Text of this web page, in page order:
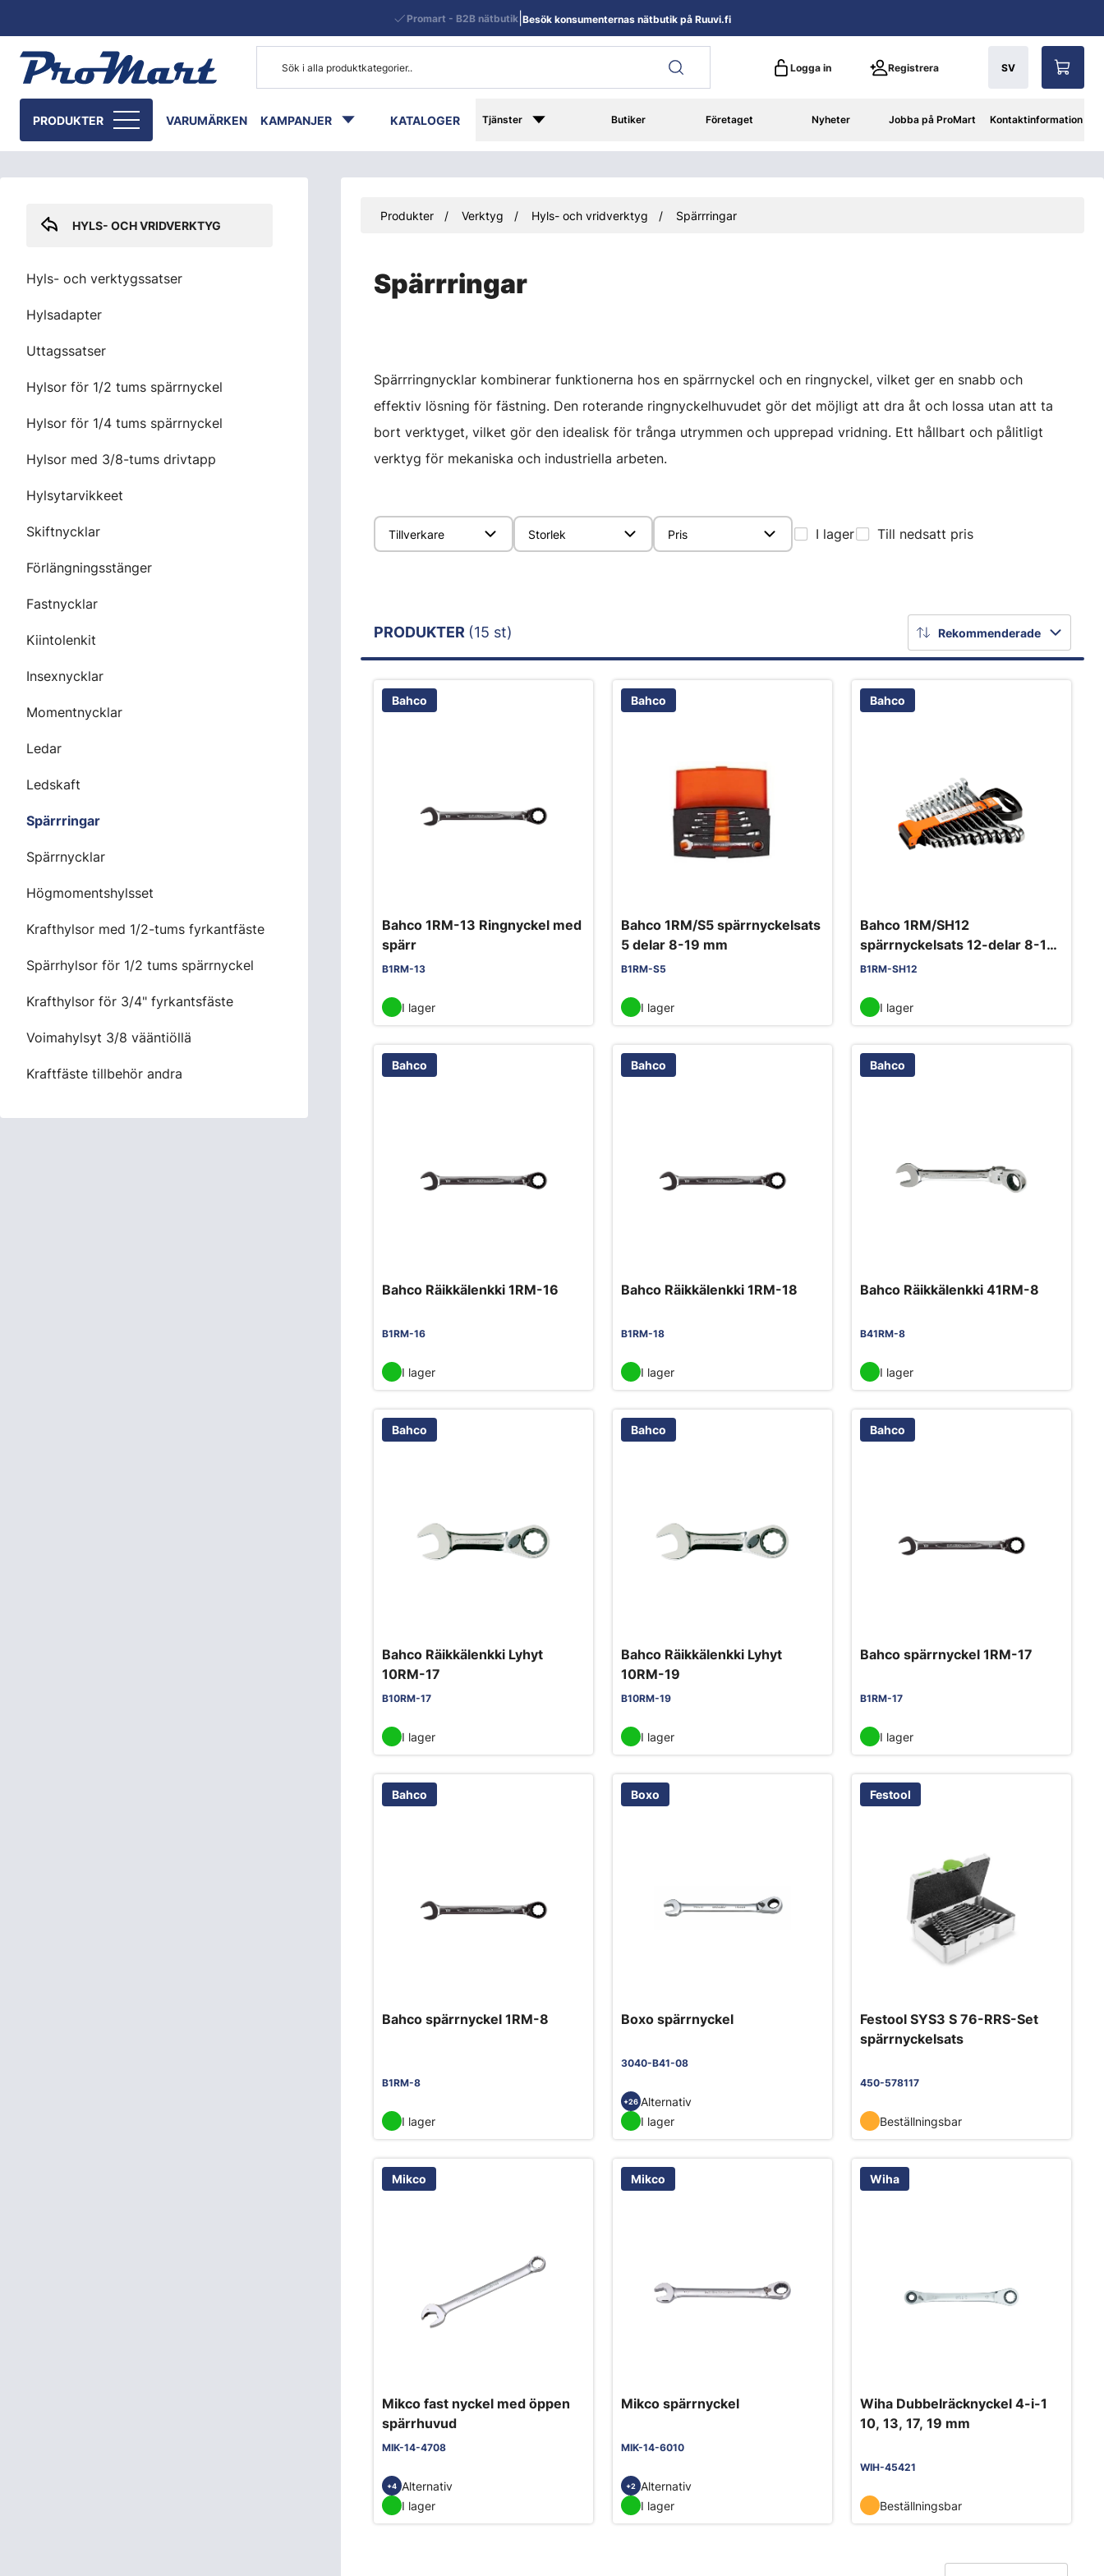
Logga in Registrera SV
PRODUKTER VARUMÄRKEN KAMPANJER KATALOGER Tjänster Butiker Företaget Nyheter Jobba på ProMart Kontaktinformation
Promart - B2B nätbutik Besök konsumenternas nätbutik på Ruuvi.fi
Produkter Verktyg Hyls- och vridverktyg Spärrringar
Spärrringar
Spärrringnycklar kombinerar funktionerna hos en spärrnyckel och en ringnyckel, vilket ger en snabb och
effektiv lösning för fästning. Den roterande ringnyckelhuvudet gör det möjligt att dra åt och lossa utan att ta
bort verktyget, vilket gör den idealisk för trånga utrymmen och upprepad vridning. Ett hållbart och pålitligt
verktyg för mekaniska och industriella arbeten.
Tillverkare Storlek Pris I lager Till nedsatt pris
Rekommenderade
PRODUKTER (15 st)
Bahco
Bahco 1RM-13 Ringnyckel med
spärr
B1RM-13
I lager
Bahco
Bahco 1RM/S5 spärrnyckelsats
5 delar 8-19 mm
B1RM-S5
I lager
Bahco
Bahco 1RM/SH12
spärrnyckelsats 12-delar 8-19
mm
B1RM-SH12
I lager
Bahco
Bahco Räikkälenkki 1RM-16
B1RM-16
I lager
Bahco
Bahco Räikkälenkki 1RM-18
B1RM-18
I lager
Bahco
Bahco Räikkälenkki 41RM-8
B41RM-8
I lager
Bahco
Bahco Räikkälenkki Lyhyt
10RM-17
B10RM-17
I lager
Bahco
Bahco Räikkälenkki Lyhyt
10RM-19
B10RM-19
I lager
Bahco
Bahco spärrnyckel 1RM-17
B1RM-17
I lager
Bahco
Bahco spärrnyckel 1RM-8
B1RM-8
I lager
Boxo
Boxo spärrnyckel
3040-B41-08
+26 Alternativ
I lager
Festool
Festool SYS3 S 76-RRS-Set
spärrnyckelsats
450-578117
Beställningsbar
Mikco
Mikco fast nyckel med öppen
spärrhuvud
MIK-14-4708
+4
Alternativ
I lager
Mikco
Mikco spärrnyckel
MIK-14-6010
+2
Alternativ
I lager
Wiha
Wiha Dubbelräcknyckel 4-i-1
10, 13, 17, 19 mm
WIH-45421
Beställningsbar
HYLS- OCH VRIDVERKTYG
Hyls- och verktygssatser
Hylsadapter
Uttagssatser
Hylsor för 1/2 tums spärrnyckel
Hylsor för 1/4 tums spärrnyckel
Hylsor med 3/8-tums drivtapp
Hylsytarvikkeet
Skiftnycklar
Förlängningsstänger
Fastnycklar
Kiintolenkit
Insexnycklar
Momentnycklar
Ledar
Ledskaft
Spärrringar
Spärrnycklar
Högmomentshylsset
Krafthylsor med 1/2-tums fyrkantfäste
Spärrhylsor för 1/2 tums spärrnyckel
Krafthylsor för 3/4" fyrkantsfäste
Voimahylsyt 3/8 vääntiöllä
Kraftfäste tillbehör andra